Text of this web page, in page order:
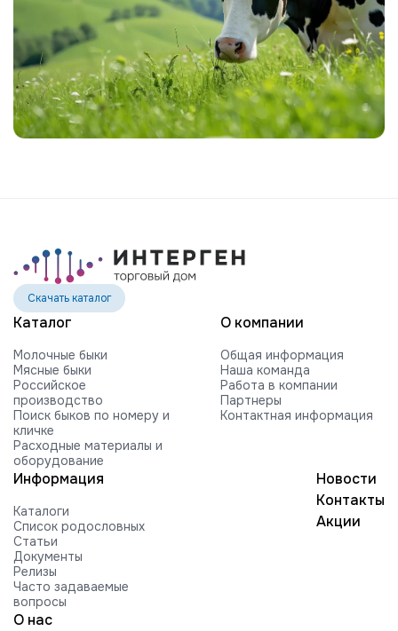
Скачать каталог
Каталог
Молочные быки
Мясные быки
Российское
производство
Поиск быков по номеру и
кличке
Расходные материалы и
оборудование
О компании
Общая информация
Наша команда
Работа в компании
Партнеры
Контактная информация
Информация
Каталоги
Список родословных
Статьи
Документы
Релизы
Часто задаваемые
вопросы
Новости
Контакты
Акции
О нас